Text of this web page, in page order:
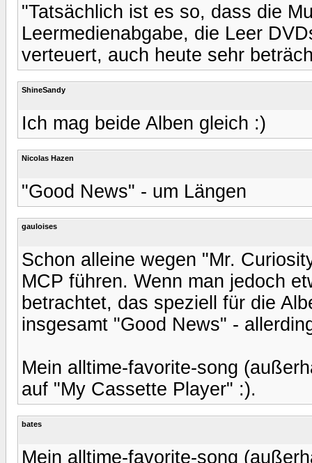
"Tatsächlich ist es so, dass die
Leermedienabgabe, die Leer
verteuert, auch heute sehr
ShineSandy
Ich mag beide Alben gleich :)
Nicolas Hazen
"Good News" - um Längen
gauloises
Schon alleine wegen "Mr.
MCP führen. Wenn man jedoch
betrachtet, das speziell für die
insgesamt "Good News" -
Mein alltime-favorite-song
auf "My Cassette Player" :).
bates
Mein alltime-favorite-song